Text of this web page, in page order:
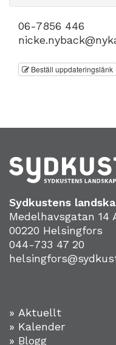
06-7856 446
Beställ uppdateringslänk
Sydkustens
Medelhavsgatan 14
00220 Helsingfors
044-733 47 20
» Aktuellt
» Kalender
» Blogg